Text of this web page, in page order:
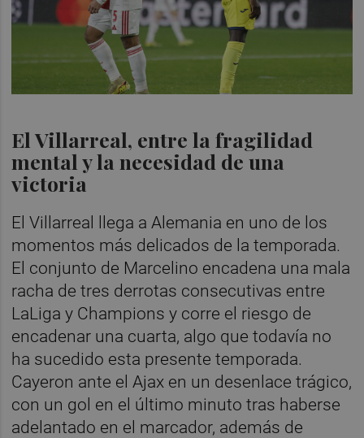
El Villarreal, entre la fragilidad
mental y la necesidad de una
victoria
El Villarreal llega a Alemania en uno de los
momentos más delicados de la temporada.
El conjunto de Marcelino encadena una mala
racha de tres derrotas consecutivas entre
LaLiga y Champions y corre el riesgo de
encadenar una cuarta, algo que todavía no
ha sucedido esta presente temporada.
Cayeron ante el Ajax en un desenlace trágico,
con un gol en el último minuto tras haberse
adelantado en el marcador, además de